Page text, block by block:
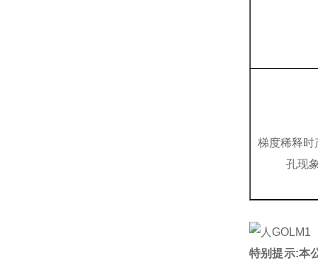
梯度稀释时
孔现
特别提示:本